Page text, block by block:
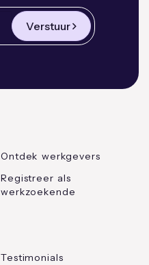
Verstuur
Ontdek werkgevers
Registreer als
werkzoekende
Testimonials